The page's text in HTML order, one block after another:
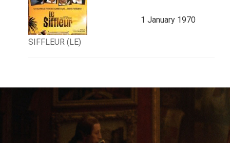
SIFFLEUR (LE)
1 January 1970